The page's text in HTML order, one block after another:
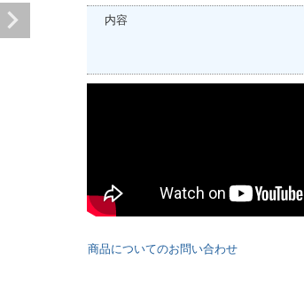
内容
商品についてのお問い合わせ